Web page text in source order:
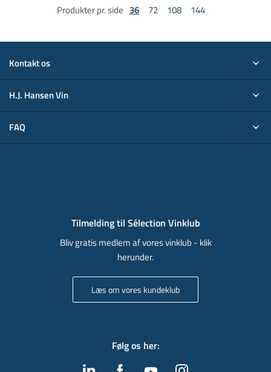
Produkter pr. side 36 72 108 144
Kontakt os
H.J. Hansen Vin
FAQ
Tilmelding til Sélection Vinklub
Bliv gratis medlem af vores vinklub - klik
herunder.
Læs om vores kundeklub
Følg os her: